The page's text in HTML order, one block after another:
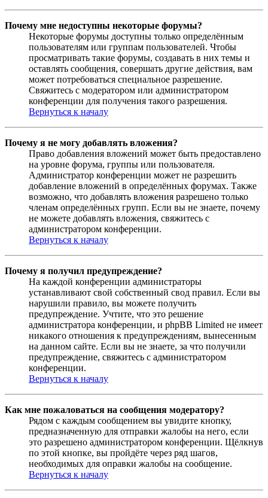
Почему мне недоступны некоторые форумы?
Некоторые форумы доступны только определённым
пользователям или группам пользователей. Чтобы
просматривать такие форумы, создавать в них темы и
оставлять сообщения, совершать другие действия, вам
может потребоваться специальное разрешение.
Свяжитесь с модератором или администратором
конференции для получения такого разрешения.
Вернуться к началу
Почему я не могу добавлять вложения?
Право добавления вложений может быть предоставлено
на уровне форума, группы или пользователя.
Администратор конференции может не разрешить
добавление вложений в определённых форумах. Также
возможно, что добавлять вложения разрешено только
членам определённых групп. Если вы не знаете, почему
не можете добавлять вложения, свяжитесь с
администратором конференции.
Вернуться к началу
Почему я получил предупреждение?
На каждой конференции администраторы
устанавливают свой собственный свод правил. Если вы
нарушили правило, вы можете получить
предупреждение. Учтите, что это решение
администратора конференции, и phpBB Limited не имеет
никакого отношения к предупреждениям, вынесенным
на данном сайте. Если вы не знаете, за что получили
предупреждение, свяжитесь с администратором
конференции.
Вернуться к началу
Как мне пожаловаться на сообщения модератору?
Рядом с каждым сообщением вы увидите кнопку,
предназначенную для отправки жалобы на него, если
это разрешено администратором конференции. Щёлкнув
по этой кнопке, вы пройдёте через ряд шагов,
необходимых для оправки жалобы на сообщение.
Вернуться к началу